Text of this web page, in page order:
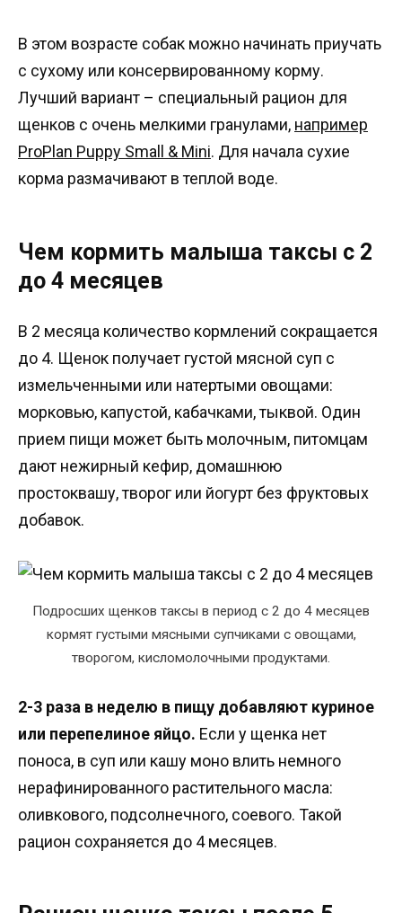
В этом возрасте собак можно начинать приучать
с сухому или консервированному корму.
Лучший вариант – специальный рацион для
щенков с очень мелкими гранулами, например
ProPlan Puppy Small & Mini. Для начала сухие
корма размачивают в теплой воде.
Чем кормить малыша таксы c 2
до 4 месяцев
В 2 месяца количество кормлений сокращается
до 4. Щенок получает густой мясной суп с
измельченными или натертыми овощами:
морковью, капустой, кабачками, тыквой. Один
прием пищи может быть молочным, питомцам
дают нежирный кефир, домашнюю
простоквашу, творог или йогурт без фруктовых
добавок.
Подросших щенков таксы в период с 2 до 4 месяцев
кормят густыми мясными супчиками с овощами,
творогом, кисломолочными продуктами.
2-3 раза в неделю в пищу добавляют куриное
или перепелиное яйцо. Если у щенка нет
поноса, в суп или кашу моно влить немного
нерафинированного растительного масла:
оливкового, подсолнечного, соевого. Такой
рацион сохраняется до 4 месяцев.